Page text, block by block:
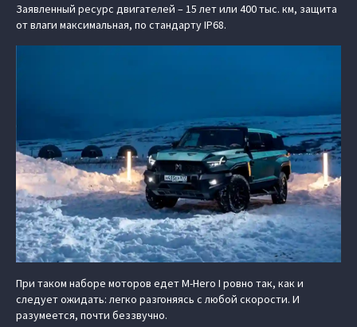
Заявленный ресурс двигателей – 15 лет или 400 тыс. км, защита
от влаги максимальная, по стандарту IP68.
При таком наборе моторов едет M-Hero I ровно так, как и
следует ожидать: легко разгоняясь с любой скорости. И
разумеется, почти беззвучно.